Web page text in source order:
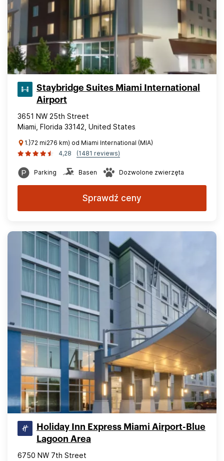
Staybridge Suites Miami International
Airport
3651 NW 25th Street
Miami, Florida 33142, United States
1.}72 mi276 km) od Miami International (MIA)
4,28
(1481 reviews)
Parking Basen Dozwolone zwierzęta
Sprawdź ceny
Holiday Inn Express Miami Airport-Blue
Lagoon Area
6750 NW 7th Street